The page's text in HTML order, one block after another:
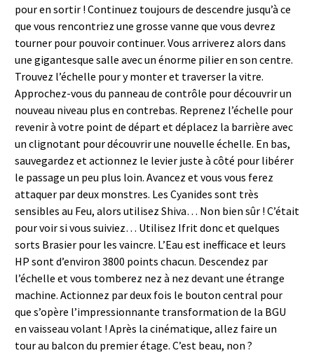
pour en sortir ! Continuez toujours de descendre jusqu’à ce
que vous rencontriez une grosse vanne que vous devrez
tourner pour pouvoir continuer. Vous arriverez alors dans
une gigantesque salle avec un énorme pilier en son centre.
Trouvez l’échelle pour y monter et traverser la vitre.
Approchez-vous du panneau de contrôle pour découvrir un
nouveau niveau plus en contrebas. Reprenez l’échelle pour
revenir à votre point de départ et déplacez la barrière avec
un clignotant pour découvrir une nouvelle échelle. En bas,
sauvegardez et actionnez le levier juste à côté pour libérer
le passage un peu plus loin. Avancez et vous vous ferez
attaquer par deux monstres. Les Cyanides sont très
sensibles au Feu, alors utilisez Shiva… Non bien sûr ! C’était
pour voir si vous suiviez… Utilisez Ifrit donc et quelques
sorts Brasier pour les vaincre. L’Eau est inefficace et leurs
HP sont d’environ 3800 points chacun. Descendez par
l’échelle et vous tomberez nez à nez devant une étrange
machine. Actionnez par deux fois le bouton central pour
que s’opère l’impressionnante transformation de la BGU
en vaisseau volant ! Après la cinématique, allez faire un
tour au balcon du premier étage. C’est beau, non ?